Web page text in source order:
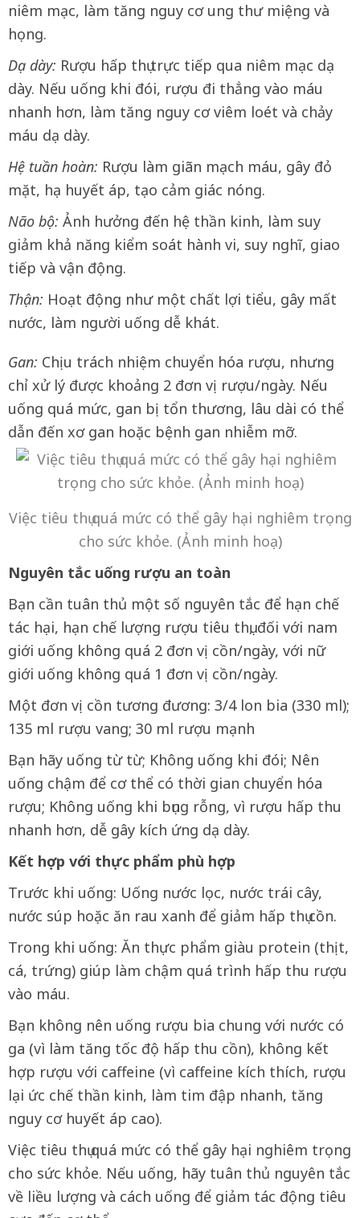
niêm mạc, làm tăng nguy cơ ung thư miệng và
họng.
Dạ dày: Rượu hấp thụ trực tiếp qua niêm mạc dạ
dày. Nếu uống khi đói, rượu đi thẳng vào máu
nhanh hơn, làm tăng nguy cơ viêm loét và chảy
máu dạ dày.
Hệ tuần hoàn: Rượu làm giãn mạch máu, gây đỏ
mặt, hạ huyết áp, tạo cảm giác nóng.
Não bộ: Ảnh hưởng đến hệ thần kinh, làm suy
giảm khả năng kiểm soát hành vi, suy nghĩ, giao
tiếp và vận động.
Thận: Hoạt động như một chất lợi tiểu, gây mất
nước, làm người uống dễ khát.
Gan: Chịu trách nhiệm chuyển hóa rượu, nhưng
chỉ xử lý được khoảng 2 đơn vị rượu/ngày. Nếu
uống quá mức, gan bị tổn thương, lâu dài có thể
dẫn đến xơ gan hoặc bệnh gan nhiễm mỡ.
Việc tiêu thụ quá mức có thể gây hại nghiêm trọng
cho sức khỏe. (Ảnh minh hoạ)
Nguyên tắc uống rượu an toàn
Bạn cần tuân thủ một số nguyên tắc để hạn chế
tác hại, hạn chế lượng rượu tiêu thụ, đối với nam
giới uống không quá 2 đơn vị cồn/ngày, với nữ
giới uống không quá 1 đơn vị cồn/ngày.
Một đơn vị cồn tương đương: 3/4 lon bia (330 ml);
135 ml rượu vang; 30 ml rượu mạnh
Bạn hãy uống từ từ; Không uống khi đói; Nên
uống chậm để cơ thể có thời gian chuyển hóa
rượu; Không uống khi bụng rỗng, vì rượu hấp thu
nhanh hơn, dễ gây kích ứng dạ dày.
Kết hợp với thực phẩm phù hợp
Trước khi uống: Uống nước lọc, nước trái cây,
nước súp hoặc ăn rau xanh để giảm hấp thụ cồn.
Trong khi uống: Ăn thực phẩm giàu protein (thịt,
cá, trứng) giúp làm chậm quá trình hấp thu rượu
vào máu.
Bạn không nên uống rượu bia chung với nước có
ga (vì làm tăng tốc độ hấp thu cồn), không kết
hợp rượu với caffeine (vì caffeine kích thích, rượu
lại ức chế thần kinh, làm tim đập nhanh, tăng
nguy cơ huyết áp cao).
Việc tiêu thụ quá mức có thể gây hại nghiêm trọng
cho sức khỏe. Nếu uống, hãy tuân thủ nguyên tắc
về liều lượng và cách uống để giảm tác động tiêu